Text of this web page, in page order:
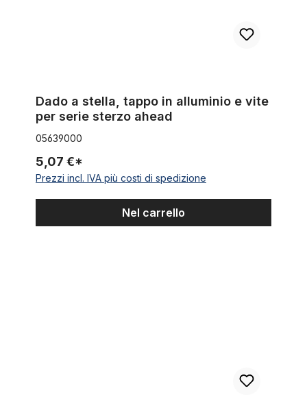
Dado a stella, tappo in alluminio e vite
per serie sterzo ahead
05639000
5,07 €*
Prezzi incl. IVA più costi di spedizione
Nel carrello